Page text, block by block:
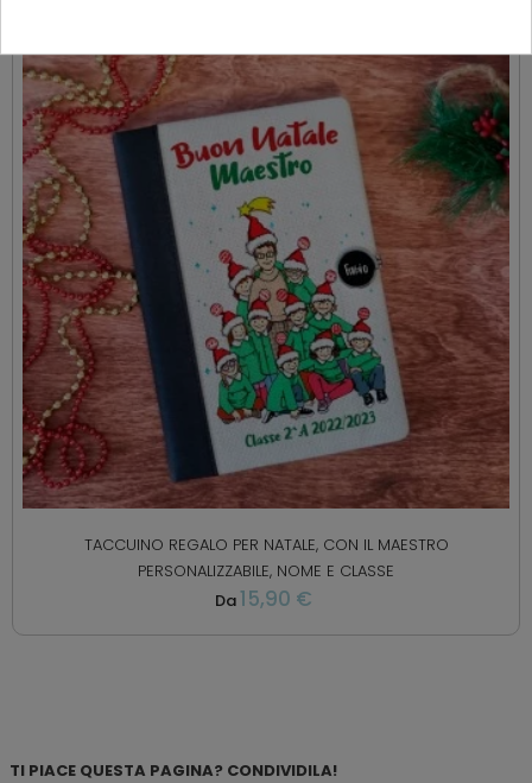
TACCUINO REGALO PER NATALE, CON IL MAESTRO
PERSONALIZZABILE, NOME E CLASSE
Da15,90 €
TI PIACE QUESTA PAGINA? CONDIVIDILA!